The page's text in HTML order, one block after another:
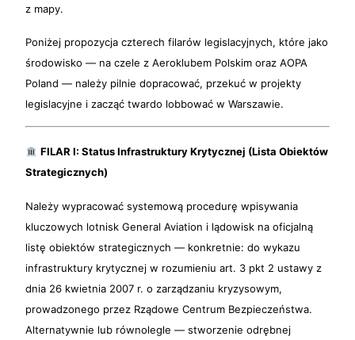
z mapy.
Poniżej propozycja czterech filarów legislacyjnych, które jako
środowisko — na czele z Aeroklubem Polskim oraz AOPA
Poland — należy pilnie dopracować, przekuć w projekty
legislacyjne i zacząć twardo lobbować w Warszawie.
FILAR I: Status Infrastruktury Krytycznej (Lista Obiektów
Strategicznych)
Należy wypracować systemową procedurę wpisywania
kluczowych lotnisk General Aviation i lądowisk na oficjalną
listę obiektów strategicznych — konkretnie: do wykazu
infrastruktury krytycznej w rozumieniu art. 3 pkt 2 ustawy z
dnia 26 kwietnia 2007 r. o zarządzaniu kryzysowym,
prowadzonego przez Rządowe Centrum Bezpieczeństwa.
Alternatywnie lub równolegle — stworzenie odrębnej